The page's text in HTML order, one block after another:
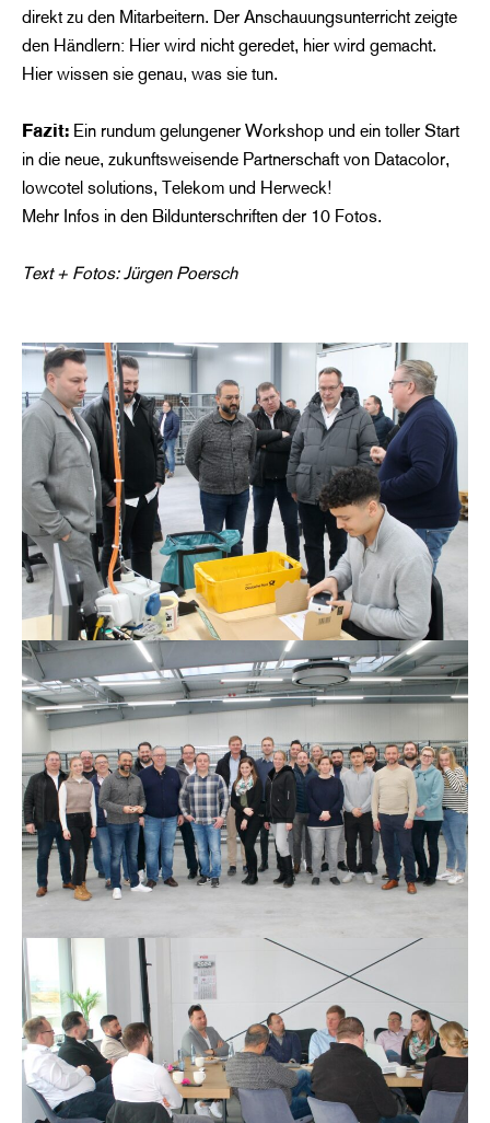
direkt zu den Mitarbeitern. Der Anschauungsunterricht zeigte
den Händlern: Hier wird nicht geredet, hier wird gemacht.
Hier wissen sie genau, was sie tun.
Fazit: Ein rundum gelungener Workshop und ein toller Start
in die neue, zukunftsweisende Partnerschaft von Datacolor,
lowcotel solutions, Telekom und Herweck!
Mehr Infos in den Bildunterschriften der 10 Fotos.
Text + Fotos: Jürgen Poersch